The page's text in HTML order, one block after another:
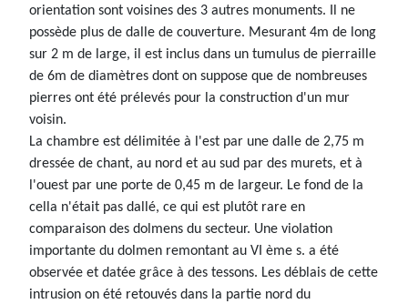
orientation sont voisines des 3 autres monuments. Il ne
possède plus de dalle de couverture. Mesurant 4m de long
sur 2 m de large, il est inclus dans un tumulus de pierraille
de 6m de diamètres dont on suppose que de nombreuses
pierres ont été prélevés pour la construction d'un mur
voisin.
La chambre est délimitée à l'est par une dalle de 2,75 m
dressée de chant, au nord et au sud par des murets, et à
l'ouest par une porte de 0,45 m de largeur. Le fond de la
cella n'était pas dallé, ce qui est plutôt rare en
comparaison des dolmens du secteur. Une violation
importante du dolmen remontant au VI ème s. a été
observée et datée grâce à des tessons. Les déblais de cette
intrusion on été retouvés dans la partie nord du